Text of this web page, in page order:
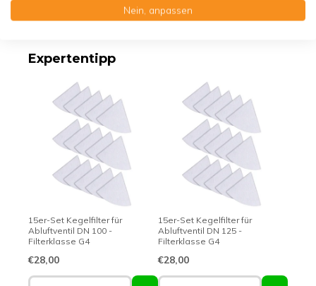
Erstklassige Qualität - Made in Germany
Expertentipp
15er-Set Kegelfilter für
Abluftventil DN 100 -
Filterklasse G4
€28,00
15er-Set Kegelfilter für
Abluftventil DN 125 -
Filterklasse G4
€28,00
Nein, anpassen